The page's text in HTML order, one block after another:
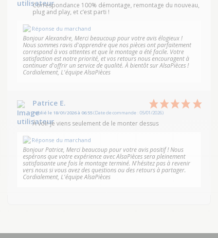
Correspondance 100% démontage, remontage du nouveau,
plug and play, et c’est parti !
Réponse du marchand
Bonjour Alexandre, Merci beaucoup pour votre avis élogieux !
Nous sommes ravis d'apprendre que nos pièces ont parfaitement
correspond à vos attentes et que le montage a été facile. Votre
satisfaction est notre priorité, et vos retours nous encouragent à
continuer d'offrir un service de qualité. À bientôt sur AlsaPièces !
Cordialement, L'équipe AlsaPièces
Patrice E.
Publié le 18/01/2026 à 06:55(Date de commande : 05/01/2026)
À voir je viens seulement de le monter dessus
Réponse du marchand
Bonjour Patrice, Merci beaucoup pour votre avis positif ! Nous
espérons que votre expérience avec AlsaPièces sera pleinement
satisfaisante une fois le montage terminé. N'hésitez pas à revenir
vers nous si vous avez des questions ou des retours à partager.
Cordialement, L'équipe AlsaPièces